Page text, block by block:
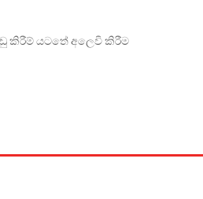
කිරීම් යටතේ අලෙවි කිරීම